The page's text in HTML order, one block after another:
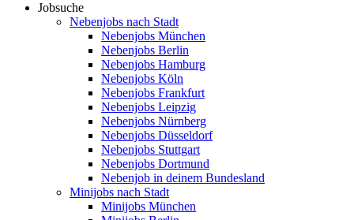
Jobsuche
Nebenjobs nach Stadt
Nebenjobs München
Nebenjobs Berlin
Nebenjobs Hamburg
Nebenjobs Köln
Nebenjobs Frankfurt
Nebenjobs Leipzig
Nebenjobs Nürnberg
Nebenjobs Düsseldorf
Nebenjobs Stuttgart
Nebenjobs Dortmund
Nebenjob in deinem Bundesland
Minijobs nach Stadt
Minijobs München